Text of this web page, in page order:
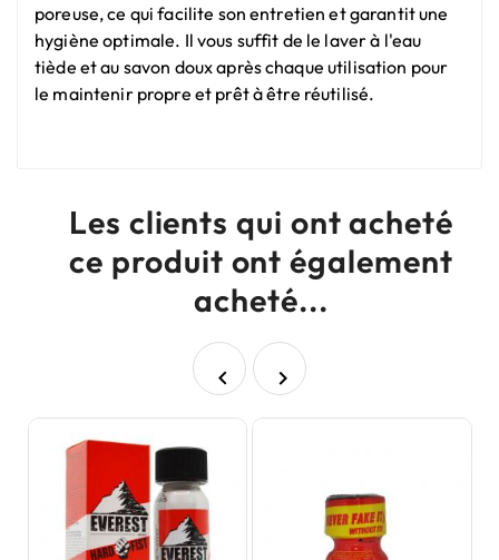
poreuse, ce qui facilite son entretien et garantit une
hygiène optimale. Il vous suffit de le laver à l'eau
tiède et au savon doux après chaque utilisation pour
le maintenir propre et prêt à être réutilisé.
Les clients qui ont acheté
ce produit ont également
acheté...
 